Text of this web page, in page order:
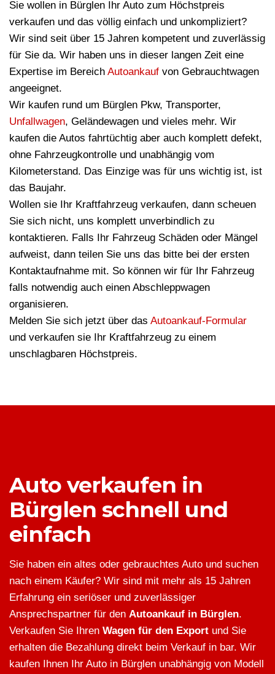
Sie wollen in Bürglen Ihr Auto zum Höchstpreis
verkaufen und das völlig einfach und unkompliziert?
Wir sind seit über 15 Jahren kompetent und zuverlässig
für Sie da. Wir haben uns in dieser langen Zeit eine
Expertise im Bereich Autoankauf von Gebrauchtwagen
angeeignet.
Wir kaufen rund um Bürglen Pkw, Transporter,
Unfallwagen, Geländewagen und vieles mehr. Wir
kaufen die Autos fahrtüchtig aber auch komplett defekt,
ohne Fahrzeugkontrolle und unabhängig vom
Kilometerstand. Das Einzige was für uns wichtig ist, ist
das Baujahr.
Wollen sie Ihr Kraftfahrzeug verkaufen, dann scheuen
Sie sich nicht, uns komplett unverbindlich zu
kontaktieren. Falls Ihr Fahrzeug Schäden oder Mängel
aufweist, dann teilen Sie uns das bitte bei der ersten
Kontaktaufnahme mit. So können wir für Ihr Fahrzeug
falls notwendig auch einen Abschleppwagen
organisieren.
Melden Sie sich jetzt über das Autoankauf-Formular
und verkaufen sie Ihr Kraftfahrzeug zu einem
unschlagbaren Höchstpreis.
Auto verkaufen in
Bürglen schnell und
einfach
Sie haben ein altes oder gebrauchtes Auto und suchen
nach einem Käufer? Wir sind mit mehr als 15 Jahren
Erfahrung ein seriöser und zuverlässiger
Ansprechspartner für den Autoankauf in Bürglen.
Verkaufen Sie Ihren Wagen für den Export und Sie
erhalten die Bezahlung direkt beim Verkauf in bar. Wir
kaufen Ihnen Ihr Auto in Bürglen unabhängig von Modell